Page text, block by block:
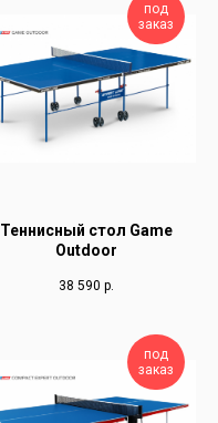
под
заказ
Теннисный стол Game
Outdoor
38 590 р.
под
заказ